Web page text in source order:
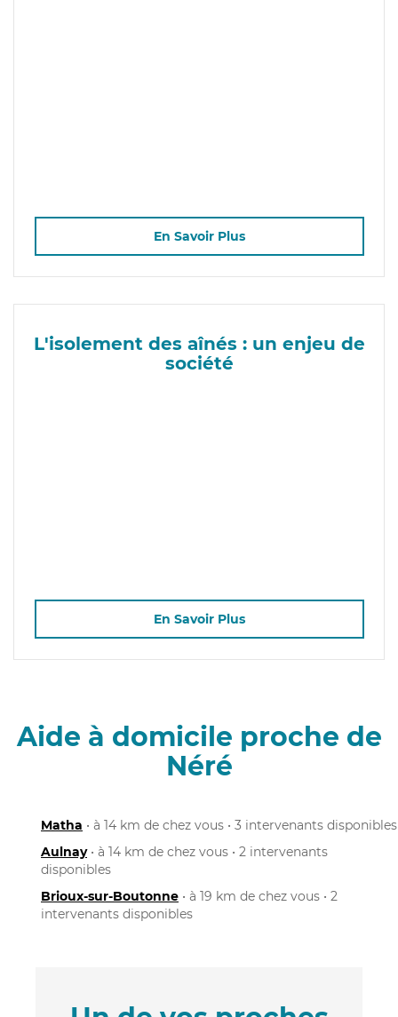
En Savoir Plus
L'isolement des aînés : un enjeu de
société
En Savoir Plus
Aide à domicile proche de
Néré
Matha • à 14 km de chez vous • 3 intervenants disponibles
Aulnay• à 14 km de chez vous • 2 intervenants
disponibles
Brioux-sur-Boutonne • à 19 km de chez vous • 2
intervenants disponibles